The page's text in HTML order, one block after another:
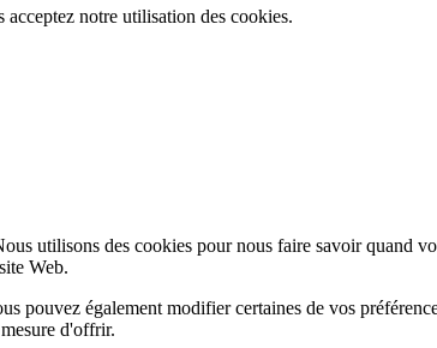
notre utilisation des cookies.
utilisons des cookies pour nous faire savoir quand
Web.
pouvez également modifier certaines de vos
d'offrir.